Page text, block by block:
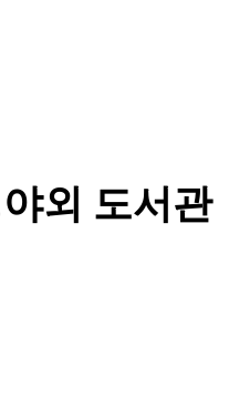
외 도서관